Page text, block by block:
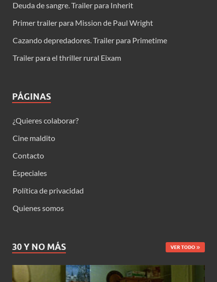
Deuda de sangre. Trailer para Inherit
Primer trailer para Mission de Paul Wright
Cazando depredadores. Trailer para Primetime
Trailer para el thriller rural Eixam
PÁGINAS
¿Quieres colaborar?
Cine maldito
Contacto
Especiales
Política de privacidad
Quienes somos
30 Y NO MÁS VER TODO